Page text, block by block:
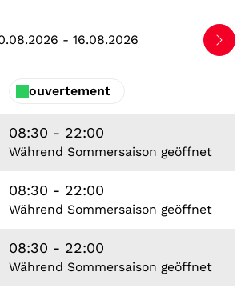
- 16.08.2026
ouvertement
08:30 - 22:00
Während Sommersaison geöffnet
08:30 - 22:00
Während Sommersaison geöffnet
08:30 - 22:00
Während Sommersaison geöffnet